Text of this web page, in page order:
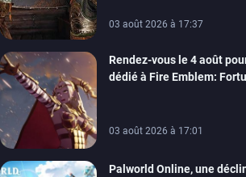
03 août 2026 à 17:37
Rendez-vous le 4 août
dédié à Fire Emblem:
03 août 2026 à 17:01
Palworld Online, une